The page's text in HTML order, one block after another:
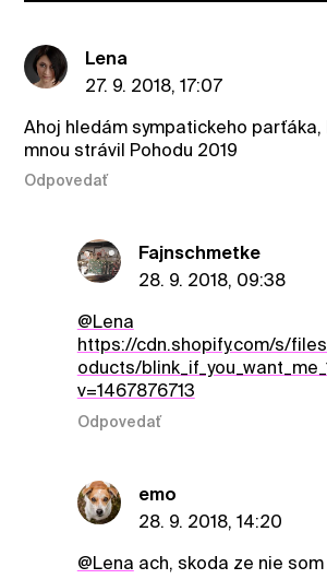
Lena
27. 9. 2018, 17:07
Ahoj hledám sympatickeho parťáka,
mnou strávil Pohodu 2019
Odpovedať
Fajnschmetke
28. 9. 2018, 09:38
@Lena
https://cdn.shopify.com/s/
oducts/
v=1467876713
Odpovedať
emo
28. 9. 2018, 14:20
@Lena ach, skoda ze nie som